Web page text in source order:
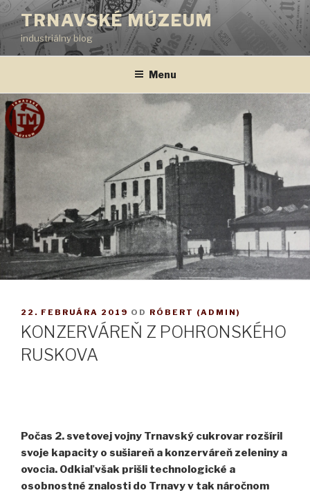
Prejsť
na
obsah
TRNAVSKÉ MÚZEUM
industriálny blog
Menu
PUBLIKOVANÉ
22. FEBRUÁRA 2019 OD RÓBERT (ADMIN)
KONZERVÁREŇ Z POHRONSKÉHO
RUSKOVA
Počas 2. svetovej vojny Trnavský cukrovar rozšíril
svoje kapacity o sušiareň a konzerváreň zeleniny a
ovocia. Odkiaľ však prišli technologické a
osobnostné znalosti do Trnavy v tak náročnom